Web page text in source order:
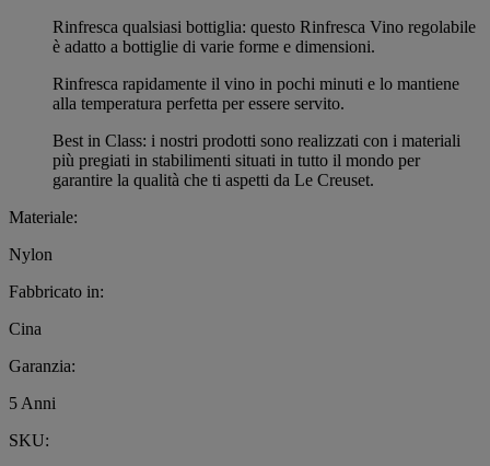
Rinfresca qualsiasi bottiglia: questo Rinfresca Vino regolabile
è adatto a bottiglie di varie forme e dimensioni.
Rinfresca rapidamente il vino in pochi minuti e lo mantiene
alla temperatura perfetta per essere servito.
Best in Class: i nostri prodotti sono realizzati con i materiali
più pregiati in stabilimenti situati in tutto il mondo per
garantire la qualità che ti aspetti da Le Creuset.
Materiale:
Nylon
Fabbricato in:
Cina
Garanzia:
5 Anni
SKU: